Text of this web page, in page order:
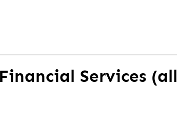
Services (all